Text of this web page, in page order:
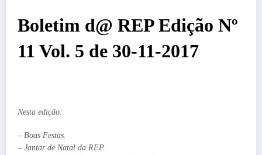
Boletim d@ REP Edição Nº
11 Vol. 5 de 30-11-2017
Nesta edição:
– Boas Festas.
– Jantar de Natal da REP.